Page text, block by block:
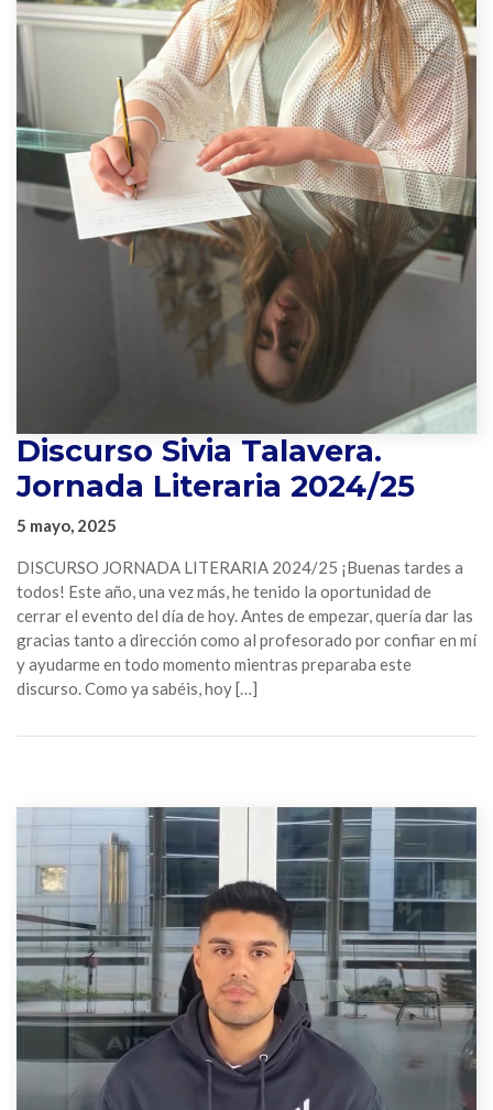
Discurso Sivia Talavera.
Jornada Literaria 2024/25
5 mayo, 2025
DISCURSO JORNADA LITERARIA 2024/25 ¡Buenas tardes a
todos! Este año, una vez más, he tenido la oportunidad de
cerrar el evento del día de hoy. Antes de empezar, quería dar las
gracias tanto a dirección como al profesorado por confiar en mí
y ayudarme en todo momento mientras preparaba este
discurso. Como ya sabéis, hoy […]